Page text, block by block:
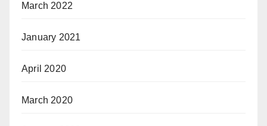
March 2022
January 2021
April 2020
March 2020